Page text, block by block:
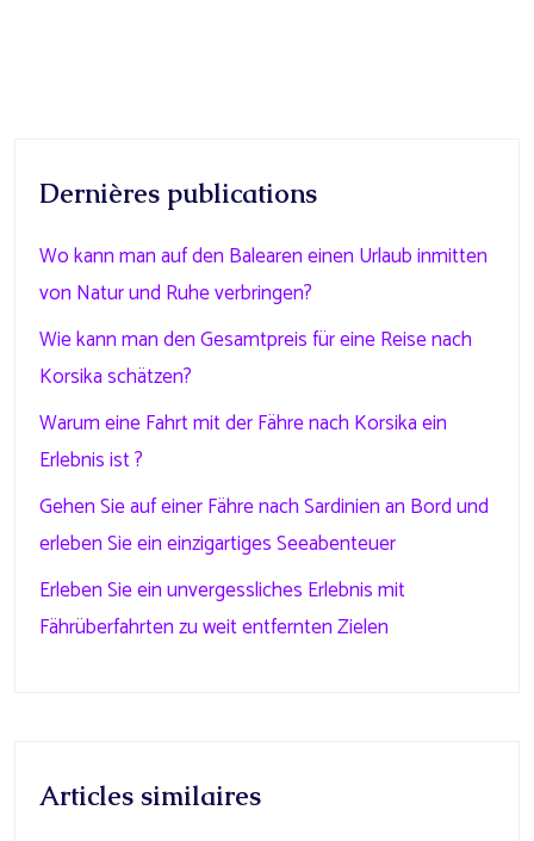
Dernières publications
Wo kann man auf den Balearen einen Urlaub inmitten
von Natur und Ruhe verbringen?
Wie kann man den Gesamtpreis für eine Reise nach
Korsika schätzen?
Warum eine Fahrt mit der Fähre nach Korsika ein
Erlebnis ist ?
Gehen Sie auf einer Fähre nach Sardinien an Bord und
erleben Sie ein einzigartiges Seeabenteuer
Erleben Sie ein unvergessliches Erlebnis mit
Fährüberfahrten zu weit entfernten Zielen
Articles similaires